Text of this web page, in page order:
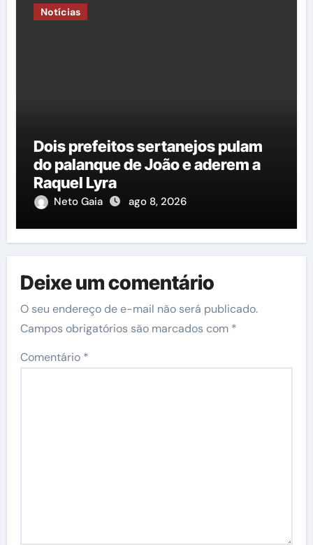
Notícias
Dois prefeitos sertanejos pulam
do palanque de João e aderem a
Raquel Lyra
Neto Gaia ago 8, 2026
Deixe um comentário
O seu endereço de e-mail não será publicado.
Campos obrigatórios são marcados com *
Comentário *